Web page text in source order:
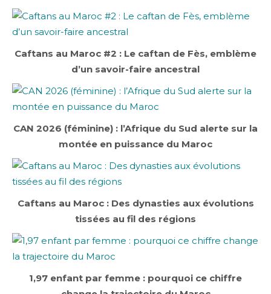
Caftans au Maroc #2 : Le caftan de Fès, emblème
d’un savoir-faire ancestral
CAN 2026 (féminine) : l’Afrique du Sud alerte sur la
montée en puissance du Maroc
Caftans au Maroc : Des dynasties aux évolutions
tissées au fil des régions
1,97 enfant par femme : pourquoi ce chiffre